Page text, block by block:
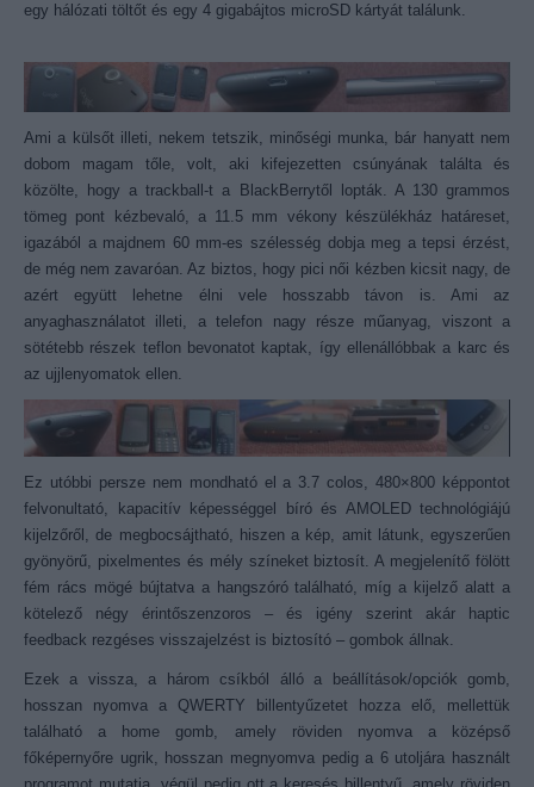
egy hálózati töltőt és egy 4 gigabájtos microSD kártyát találunk.
Ami a külsőt illeti, nekem tetszik, minőségi munka, bár hanyatt nem
dobom magam tőle, volt, aki kifejezetten csúnyának találta és
közölte, hogy a trackball-t a BlackBerrytől lopták. A 130 grammos
tömeg pont kézbevaló, a 11.5 mm vékony készülékház határeset,
igazából a majdnem 60 mm-es szélesség dobja meg a tepsi érzést,
de még nem zavaróan. Az biztos, hogy pici női kézben kicsit nagy, de
azért együtt lehetne élni vele hosszabb távon is. Ami az
anyaghasználatot illeti, a telefon nagy része műanyag, viszont a
sötétebb részek teflon bevonatot kaptak, így ellenállóbbak a karc és
az ujjlenyomatok ellen.
Ez utóbbi persze nem mondható el a 3.7 colos, 480×800 képpontot
felvonultató, kapacitív képességgel bíró és AMOLED technológiájú
kijelzőről, de megbocsájtható, hiszen a kép, amit látunk, egyszerűen
gyönyörű, pixelmentes és mély színeket biztosít. A megjelenítő fölött
fém rács mögé bújtatva a hangszóró található, míg a kijelző alatt a
kötelező négy érintőszenzoros – és igény szerint akár haptic
feedback rezgéses visszajelzést is biztosító – gombok állnak.
Ezek a vissza, a három csíkból álló a beállítások/opciók gomb,
hosszan nyomva a QWERTY billentyűzetet hozza elő, mellettük
található a home gomb, amely röviden nyomva a középső
főképernyőre ugrik, hosszan megnyomva pedig a 6 utoljára használt